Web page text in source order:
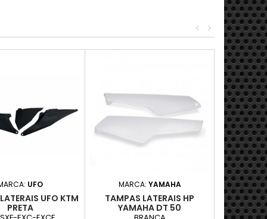
>
<
UFO
UFO KTM
PRETA
MARCA: YAMAHA
TAMPAS LATERAIS HP
YAMAHA DT 50